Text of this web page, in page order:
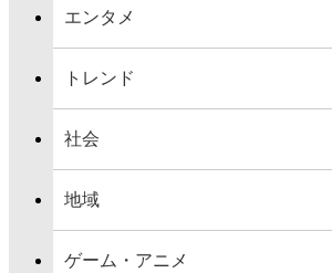
エンタメ
トレンド
社会
地域
ゲーム・アニメ